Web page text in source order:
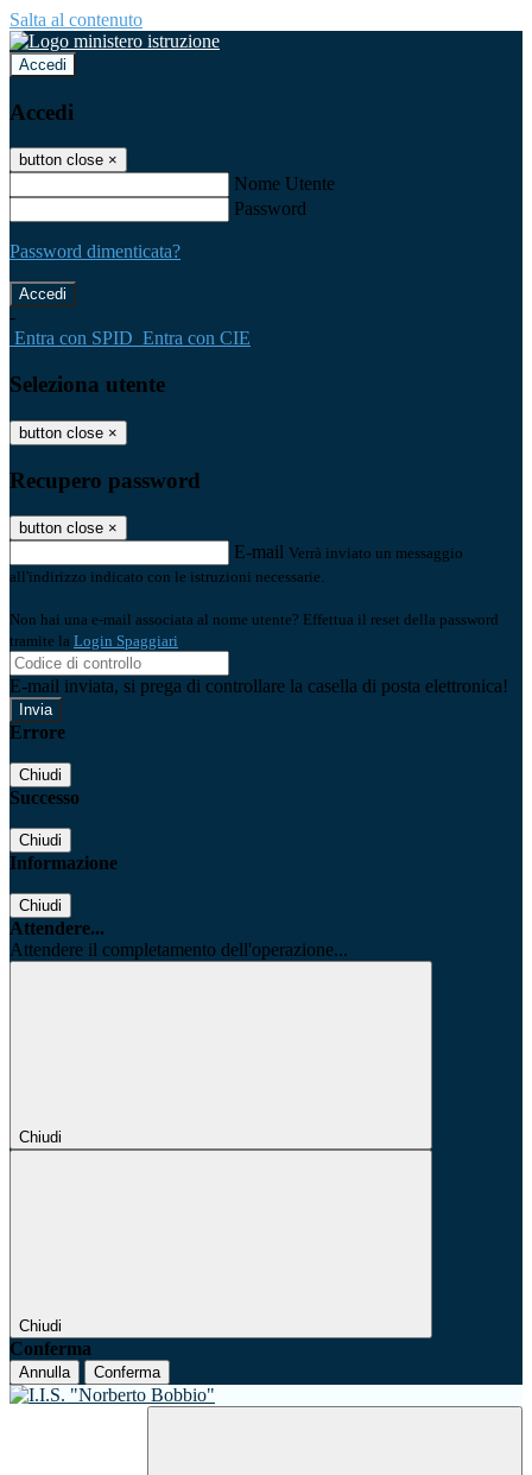
Salta al contenuto
Accedi
Accedi
button close ×
Nome Utente
Password
Password dimenticata?
-
Entra con SPID Entra con CIE
Seleziona utente
button close ×
Recupero password
button close ×
E-mail Verrà inviato un messaggio
all'indirizzo indicato con le istruzioni necessarie.
Non hai una e-mail associata al nome utente? Effettua il reset della password
tramite la Login Spaggiari
E-mail inviata, si prega di controllare la casella di posta elettronica!
Errore
Chiudi
Successo
Chiudi
Informazione
Chiudi
Attendere...
Attendere il completamento dell'operazione...
Chiudi
Chiudi
Conferma
Annulla Conferma